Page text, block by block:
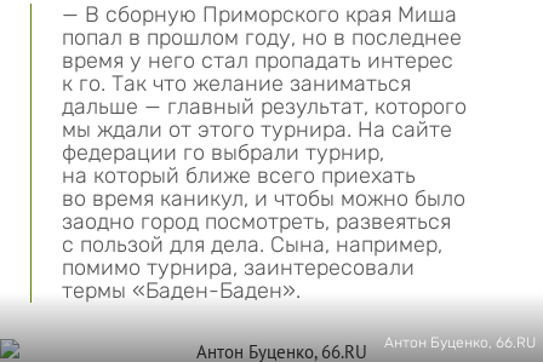
— В сборную Приморского края Миша
попал в прошлом году, но в последнее
время у него стал пропадать интерес
к го. Так что желание заниматься
дальше — главный результат, которого
мы ждали от этого турнира. На сайте
федерации го выбрали турнир,
на который ближе всего приехать
во время каникул, и чтобы можно было
заодно город посмотреть, развеяться
с пользой для дела. Сына, например,
помимо турнира, заинтересовали
термы «Баден-Баден».
Антон Буценко, 66.RU